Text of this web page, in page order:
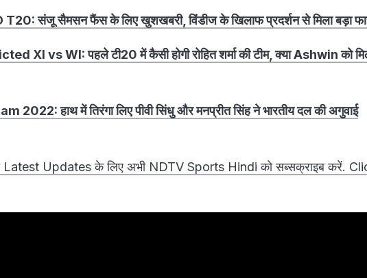
संजू सैमसन फैंस के लिए खुशखबरी, विंडीज के खिलाफ प्रदर्शन से मिला बड़ा
XI vs WI: पहले टी20 में कैसी होगी रोहित शर्मा की टीम, क्या Ashwin को
2022: हाथ में तिरंगा लिए पीवी सिंधु और मनप्रीत सिंह ने भारतीय दल की अगुवाई
Latest Updates के लिए अभी NDTV Sports Hindi को सब्सक्राइब करें.